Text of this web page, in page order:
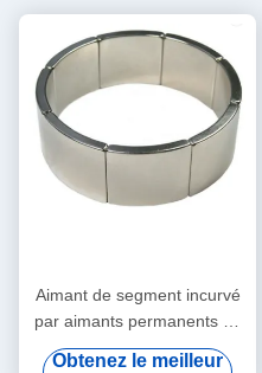
Aimant de segment incurvé
par aimants permanents de
terre rare d'arc de moteur du
Obtenez le meilleur